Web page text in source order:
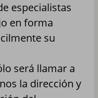
especialistas
en forma
su
será llamar a
la dirección y